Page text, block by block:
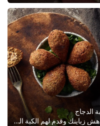
الدجاج
أدهش زباينك وقدم لهم الكبة اللذيذة بطريقة مبتكرة من خلال الوصفة دي، مثالية لقائمة المقبلات في بوفية الفطار. أطلع على الوصفة أدناه!